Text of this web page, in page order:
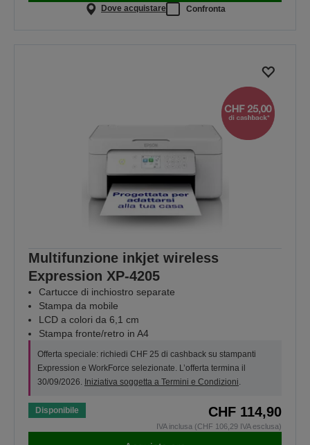
Dove acquistare Confronta
Multifunzione inkjet wireless
Expression XP-4205
Cartucce di inchiostro separate
Stampa da mobile
LCD a colori da 6,1 cm
Stampa fronte/retro in A4
Offerta speciale: richiedi CHF 25 di cashback su stampanti
Expression e WorkForce selezionate. L’offerta termina il
30/09/2026. Iniziativa soggetta a Termini e Condizioni.
Disponibile CHF 114,90
IVA inclusa (CHF 106,29 IVA esclusa)